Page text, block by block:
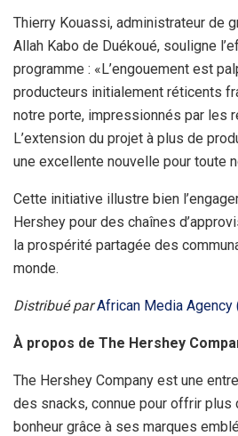
Thierry Kouassi, administrateur de
Allah Kabo de Duékoué, souligne
programme : «L’engouement est
producteurs initialement réticents
notre porte, impressionnés par les
L’extension du projet à plus de
une excellente nouvelle pour toute
Cette initiative illustre bien
Hershey pour des chaînes
la prospérité partagée des
monde.
Distribué parAfrican Media Agency
À propos de The Hershey
The Hershey Company est une
des snacks, connue pour offrir plus
bonheur grâce à ses marques